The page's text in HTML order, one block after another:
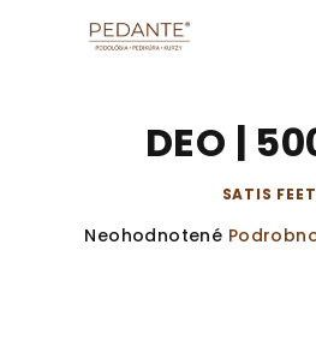
DEO |
SATIS FEET
Priemerné
Neohodnotené